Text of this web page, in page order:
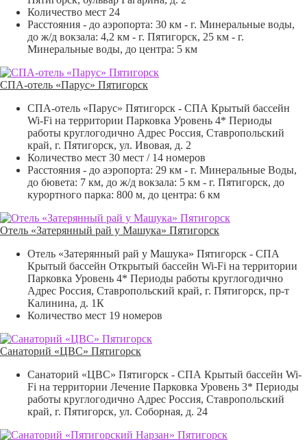
Количество мест 24
Расстояния - до аэропорта: 30 км - г. Минеральные воды,
до ж/д вокзала: 4,2 км - г. Пятигорск, 25 км - г.
Минеральные воды, до центра: 5 км
СПА-отель «Парус» Пятигорск
СПА-отель «Парус» Пятигорск - СПА Крытый бассейн
Wi-Fi на территории Парковка Уровень 4* Периоды
работы круглогодично Адрес Россия, Ставропольский
край, г. Пятигорск, ул. Ивовая, д. 2
Количество мест 30 мест / 14 номеров
Расстояния - до аэропорта: 29 км - г. Минеральные Воды,
до бювета: 7 км, до ж/д вокзала: 5 км - г. Пятигорск, до
курортного парка: 800 м, до центра: 6 км
Отель «Затерянный рай у Машука» Пятигорск
Отель «Затерянный рай у Машука» Пятигорск - СПА
Крытый бассейн Открытый бассейн Wi-Fi на территории
Парковка Уровень 4* Периоды работы круглогодично
Адрес Россия, Ставропольский край, г. Пятигорск, пр-т
Калинина, д. 1К
Количество мест 19 номеров
Санаторий «ЦВС» Пятигорск
Санаторий «ЦВС» Пятигорск - СПА Крытый бассейн Wi-
Fi на территории Лечение Парковка Уровень 3* Периоды
работы круглогодично Адрес Россия, Ставропольский
край, г. Пятигорск, ул. Соборная, д. 24